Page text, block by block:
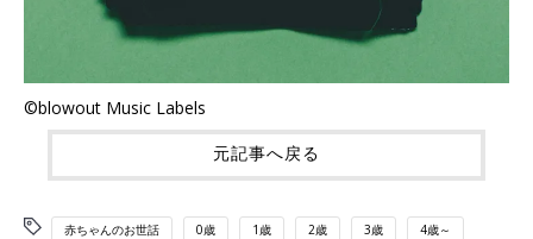
©blowout Music Labels
元記事へ戻る
赤ちゃんのお世話 0歳 1歳 2歳 3歳 4歳～